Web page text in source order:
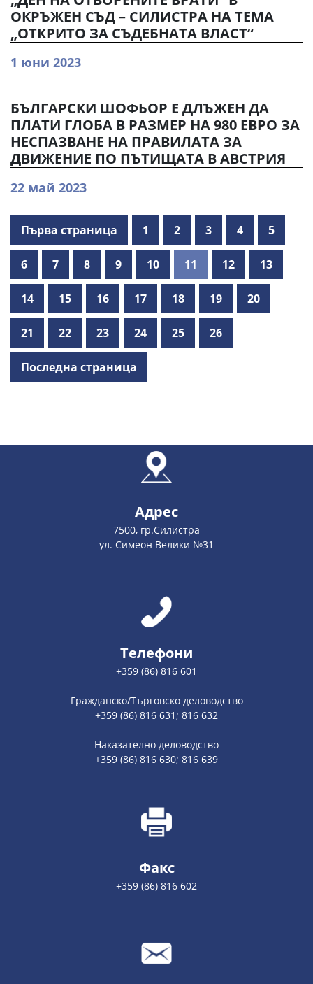
ОКРЪЖЕН СЪД – СИЛИСТРА НА ТЕМА
„ОТКРИТО ЗА СЪДЕБНАТА ВЛАСТ“
1 юни 2023
БЪЛГАРСКИ ШОФЬОР Е ДЛЪЖЕН ДА
ПЛАТИ ГЛОБА В РАЗМЕР НА 980 ЕВРО ЗА
НЕСПАЗВАНЕ НА ПРАВИЛАТА ЗА
ДВИЖЕНИЕ ПО ПЪТИЩАТА В АВСТРИЯ
22 май 2023
Първа страница 1 2 3 4 5
6 7 8 9 10 11 12 13
14 15 16 17 18 19 20
21 22 23 24 25 26
Последна страница
Адрес
7500, гр.Силистра
ул. Симеон Велики №31
Телефони
+359 (86) 816 601
Гражданско/Търговско деловодство
+359 (86) 816 631; 816 632
Наказателно деловодство
+359 (86) 816 630; 816 639
Факс
+359 (86) 816 602